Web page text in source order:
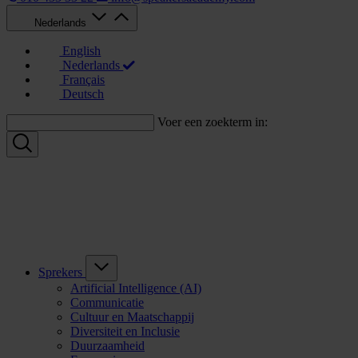
Nederlands
English
Nederlands
Français
Deutsch
Voer een zoekterm in:
Sprekers
Artificial Intelligence (AI)
Communicatie
Cultuur en Maatschappij
Diversiteit en Inclusie
Duurzaamheid